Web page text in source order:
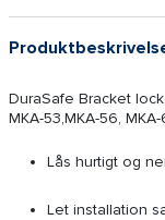
DuraSafe Bracket
MKA-53,MKA-56,
Lås hurtigt og
Let installation